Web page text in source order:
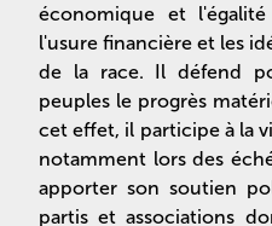
économique et
l'usure financière et les
de la race. Il défend
peuples le progrès
cet effet, il participe à la
notamment lors des
apporter son soutien
partis et associations